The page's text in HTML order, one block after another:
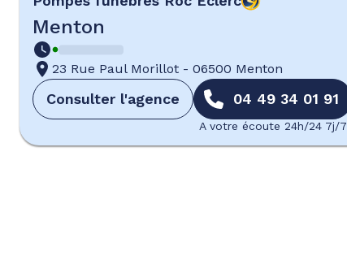
Menton
23 Rue Paul Morillot - 06500 Menton
Consulter l'agence 04 49 34 01 91
A votre écoute 24h/24 7j/7